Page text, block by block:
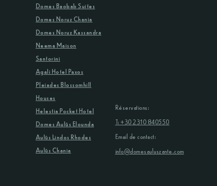
Réservations:
T: +30 2310 840550
Email de contact:
info@domesauluszante.com
Domes Baobab Suites
Domes Noruz Chania
Domes Noruz Kassandra
Neema Maison
Santorini
Agali Hotel Paxos
Pleiades Blossomhill
Houses
Helestia Pocket Hotel
Domes Aulūs Elounda
Aulūs Lindos Rhodes
Aulūs Chania